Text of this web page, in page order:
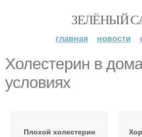
ЗЕЛЁНЫЙ
главная новости
Холестерин в
условиях
Плохой холестерин